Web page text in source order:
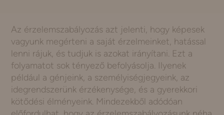
Az érzelemszabályozás azt jelenti, hogy képesek
vagyunk megérteni a saját érzelmeinket, hatással
lenni rájuk, és tudjuk is azokat irányítani. Ezt a
folyamatot sok tényező befolyásolja. Ilyenek
például a génjeink, a személyiségjegyeink, az
idegrendszerünk érzékenysége, és a gyerekkori
kötődési élményeink. Mindezekből adódóan